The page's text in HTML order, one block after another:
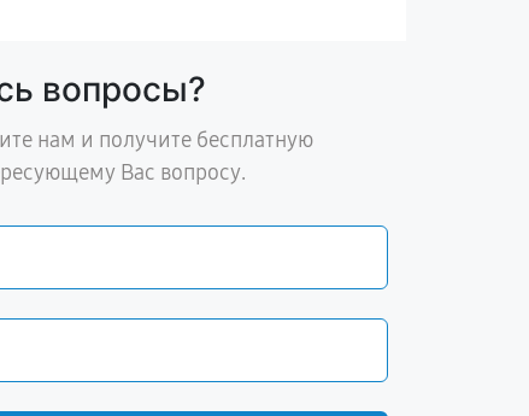
вопросы?
нам и получите бесплатную
Вас вопросу.